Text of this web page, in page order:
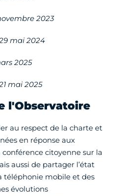
2023
mai 2024
2025
mai 2025
l'Observatoire
au respect de la charte et
en réponse aux
citoyenne sur la
aussi de partager l’état
téléphonie mobile et des
évolutions